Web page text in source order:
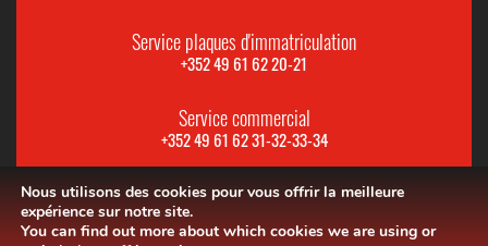
Service plaques d'immatriculation
+352 49 61 62 20-21
Service commercial
+352 49 61 62 31-32-33-34
Nous utilisons des cookies pour vous offrir la meilleure
expérience sur notre site.
You can find out more about which cookies we are using or